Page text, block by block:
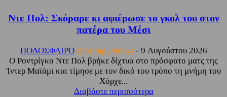
Ντε Πολ: Σκόραρε κι αφιέρωσε το γκολ του στον
πατέρα του Μέσι
ΠΟΔΟΣΦΑΙΡΟ sporting24news - 9 Αυγούστου 2026
Ο Ροντρίγκο Ντε Πολ βρήκε δίχτυα στο πρόσφατο ματς της
Ίντερ Μαϊάμι και τίμησε με τον δικό του τρόπο τη μνήμη του
Χόρχε...
Διαβάστε περισσότερα